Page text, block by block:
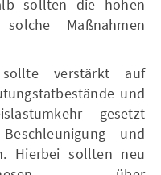
sollten die hohen
Maßnahmen
verstärkt auf
und
gesetzt
und
Hierbei sollten neu